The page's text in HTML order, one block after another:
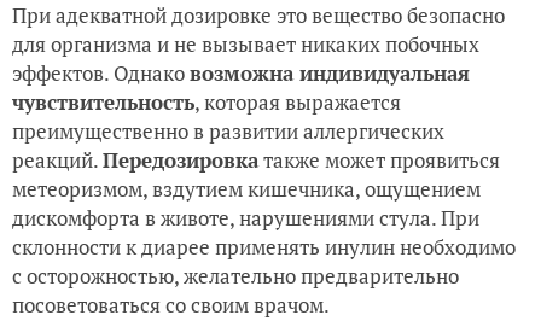
При адекватной дозировке это вещество безопасно
для организма и не вызывает никаких побочных
эффектов. Однаковозможна индивидуальная
чувствительность, которая выражается
преимущественно в развитии аллергических
реакций.Передозировкатакже может проявиться
метеоризмом, вздутием кишечника, ощущением
дискомфорта в животе, нарушениями стула. При
склонности к диарее применять инулин необходимо
с осторожностью, желательно предварительно
посоветоваться со своим врачом.